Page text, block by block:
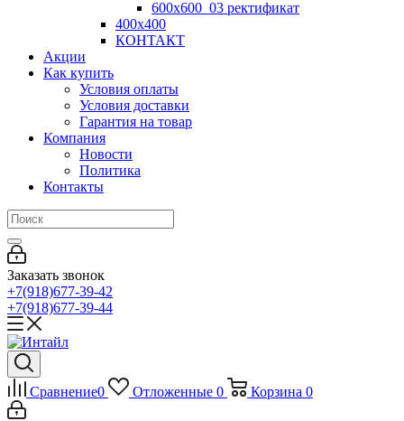
600х600_03 ректификат
400х400
КОНТАКТ
Акции
Как купить
Условия оплаты
Условия доставки
Гарантия на товар
Компания
Новости
Политика
Контакты
Заказать звонок
+7(918)677-39-42
+7(918)677-39-44
Сравнение0 Отложенные 0 Корзина 0